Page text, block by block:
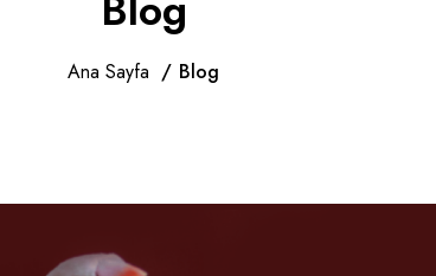
Ana Sayfa Blog